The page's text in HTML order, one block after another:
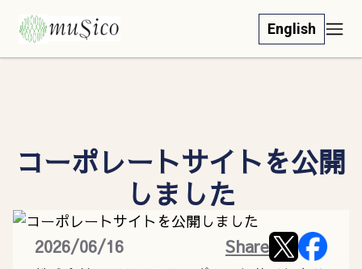
English
コーポレートサイトを公開
しました
2026/06/16 Share